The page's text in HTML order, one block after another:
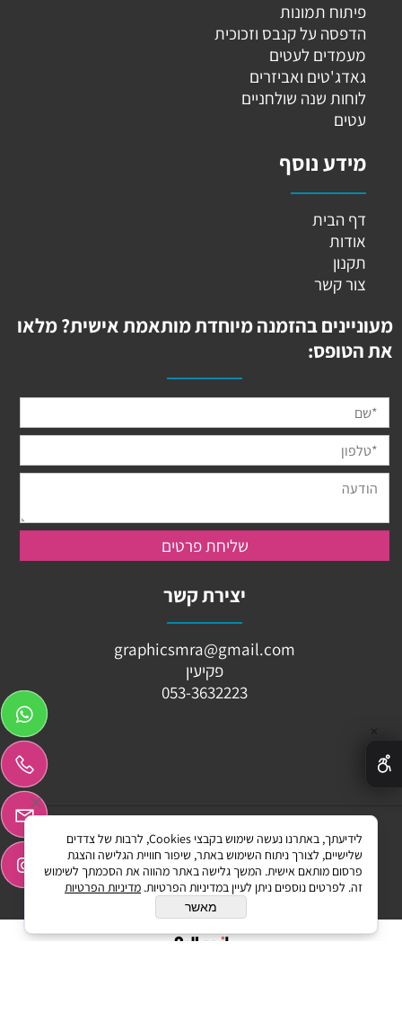
פיתוח תמונות
הדפסה על קנבס וזכוכית
מעמדים לעטים
גאדג'טים ואביזרים
לוחות שנה שולחניים
עטים
מידע נוסף
דף הבית
אודות
תקנון
צור קשר
מעוניינים בהזמנה מיוחדת מותאמת אישית? מלאו
את הטופס:
יצירת קשר
graphicsmra@gmail.com
פקיעין
053-3632223
לידיעתך, באתרנו נעשה שימוש בקבצי Cookies, לרבות של צדדים
שלישיים, לצורך ניתוח השימוש באתר, שיפור חוויית הגלישה והצגת
פרסום מותאם אישית. המשך גלישה באתר מהווה את הסכמתך לשימוש
זה. לפרטים נוספים ניתן לעיין במדיניות הפרטיות. מדיניות הפרטיות
מאשר